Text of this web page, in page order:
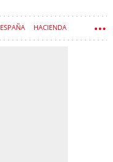
ESPAÑA HACIENDA